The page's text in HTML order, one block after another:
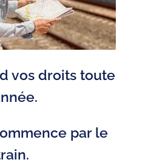
vos droits toute
par le